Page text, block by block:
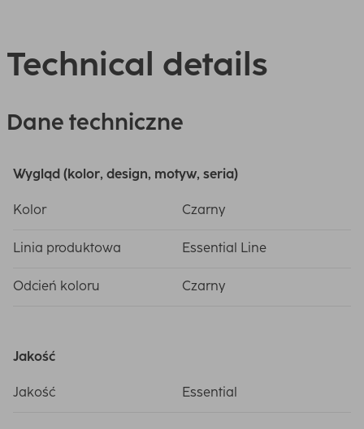
Technical details
Dane techniczne
Wygląd (kolor, design, motyw, seria)
Kolor Czarny
Linia produktowa Essential Line
Odcień koloru Czarny
Jakość
Jakość Essential